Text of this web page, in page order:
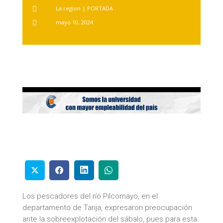
 La region | PORTADA
 mayo 10, 2024
Los pescadores del río Pilcomayo, en el
departamento de Tarija, expresaron preocupación
ante la sobreexplotación del sábalo, pues para esta